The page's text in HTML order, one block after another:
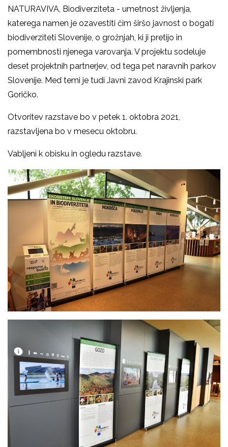
NATURAVIVA, Biodiverziteta - umetnost življenja,
katerega namen je ozavestiti čim širšo javnost o bogati
biodiverziteti Slovenije, o grožnjah, ki ji pretijo in
pomembnosti njenega varovanja. V projektu sodeluje
deset projektnih partnerjev, od tega pet naravnih parkov
Slovenije. Med temi je tudi Javni zavod Krajinski park
Goričko.
Otvoritev razstave bo v petek 1. oktobra 2021,
razstavljena bo v mesecu oktobru.
Vabljeni k obisku in ogledu razstave.